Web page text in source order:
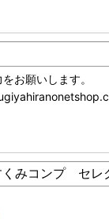
お願いします。